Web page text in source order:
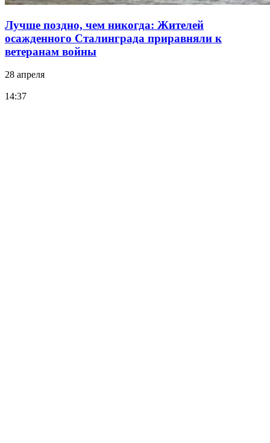
Лучше поздно, чем никогда: Жителей
осажденного Сталинграда приравняли к
ветеранам войны
28 апреля
14:37